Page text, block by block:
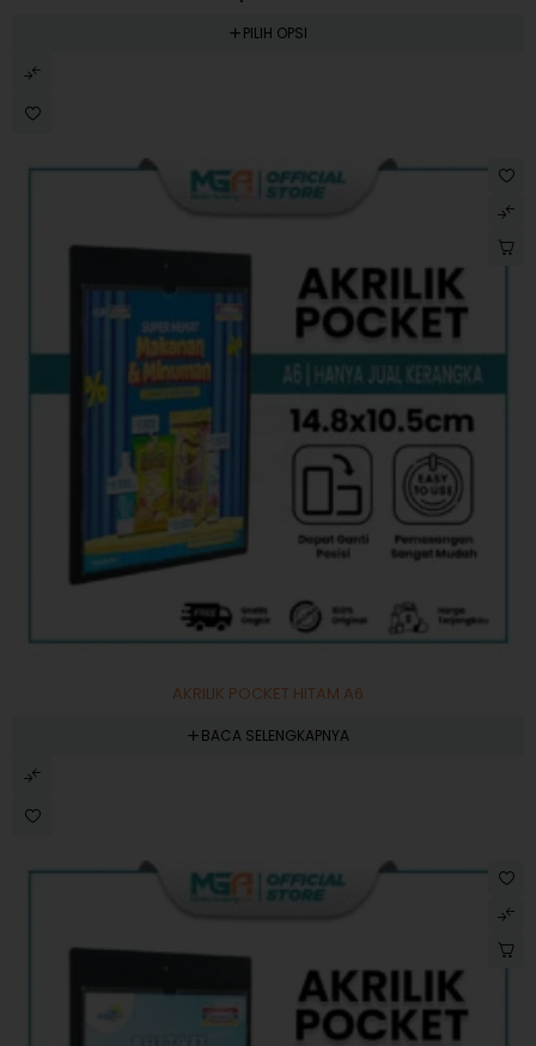
PILIH OPSI
AKRILIK POCKET HITAM A6
BACA SELENGKAPNYA